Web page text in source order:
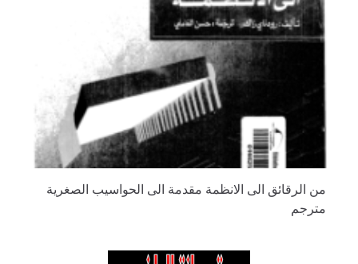
من الرقائق الى الانظمة مقدمة الى الحواسيب الصغرية
مترجم